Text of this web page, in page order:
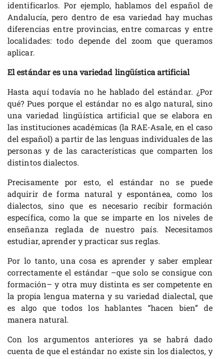
identificarlos. Por ejemplo, hablamos del español de
Andalucía, pero dentro de esa variedad hay muchas
diferencias entre provincias, entre comarcas y entre
localidades: todo depende del zoom que queramos
aplicar.
El estándar es una variedad lingüística artificial
Hasta aquí todavía no he hablado del estándar. ¿Por
qué? Pues porque el estándar no es algo natural, sino
una variedad lingüística artificial que se elabora en
las instituciones académicas (la RAE-Asale, en el caso
del español) a partir de las lenguas individuales de las
personas y de las características que comparten los
distintos dialectos.
Precisamente por esto, el estándar no se puede
adquirir de forma natural y espontánea, como los
dialectos, sino que es necesario recibir formación
específica, como la que se imparte en los niveles de
enseñanza reglada de nuestro país. Necesitamos
estudiar, aprender y practicar sus reglas.
Por lo tanto, una cosa es aprender y saber emplear
correctamente el estándar –que solo se consigue con
formación– y otra muy distinta es ser competente en
la propia lengua materna y su variedad dialectal, que
es algo que todos los hablantes “hacen bien” de
manera natural.
Con los argumentos anteriores ya se habrá dado
cuenta de que el estándar no existe sin los dialectos, y